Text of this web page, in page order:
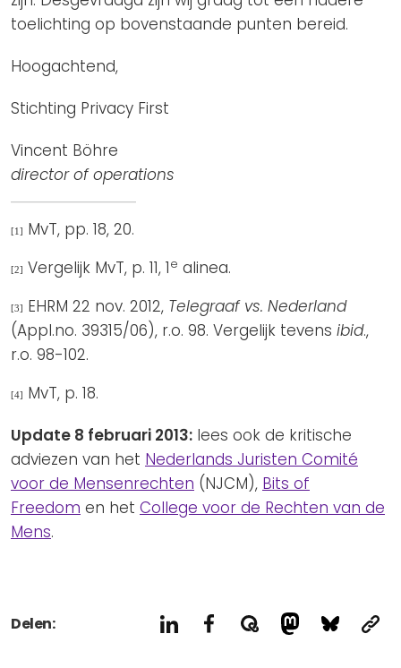
toelichting op bovenstaande punten bereid.
Hoogachtend,
Stichting Privacy First
Vincent Böhre
director of operations
[1] MvT, pp. 18, 20.
[2] Vergelijk MvT, p. 11, 1e alinea.
[3] EHRM 22 nov. 2012, Telegraaf vs. Nederland
(Appl.no. 39315/06), r.o. 98. Vergelijk tevens ibid.,
r.o. 98-102.
[4]
MvT, p. 18.
Update 8 februari 2013: lees ook de kritische
adviezen van het Nederlands Juristen Comité
voor de Mensenrechten (NJCM), Bits of
Freedom en het College voor de Rechten van de
Mens.
Delen: